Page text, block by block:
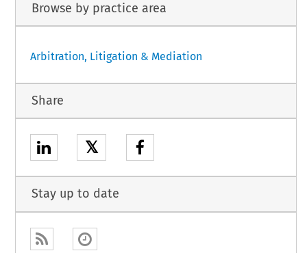
Browse by practice area
Arbitration, Litigation & Mediation
Share
𝕏
Stay up to date